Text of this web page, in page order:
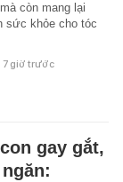
còn mang lại
sức khỏe cho tóc
7 giờ trước
gay gắt,